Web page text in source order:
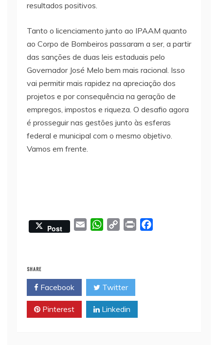
resultados positivos.
Tanto o licenciamento junto ao IPAAM quanto
ao Corpo de Bombeiros passaram a ser, a partir
das sanções de duas leis estaduais pelo
Governador José Melo bem mais racional. Isso
vai permitir mais rapidez na apreciação dos
projetos e por consequência na geração de
empregos, impostos e riqueza. O desafio agora
é prosseguir nas gestões junto às esferas
federal e municipal com o mesmo objetivo.
Vamos em frente.
Post
W
A
p
p
i
n
k
SHARE
Facebook Twitter
Pinterest Linkedin